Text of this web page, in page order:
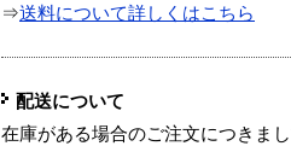
⇒送料について詳しくはこちら
配送について
在庫がある場合のご注文につきま